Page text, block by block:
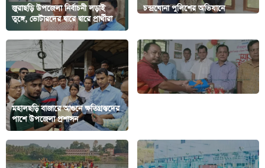
জুরাছড়ি উপজেলা নির্বাচনী লড়াই
তুঙ্গে, ভোটারদের দ্বারে দ্বারে প্রার্থীরা
চন্দ্রঘোনা পুলিশের অভিযানে
মহালছড়ি বাজারে আগুনে ক্ষতিগ্রস্তদের
পাশে উপজেলা প্রশাসন